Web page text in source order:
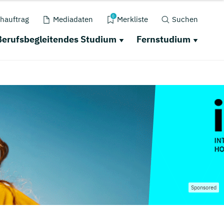
Mediadaten 0 Merkliste Suchen
Studium Fernstudium
Sponsored